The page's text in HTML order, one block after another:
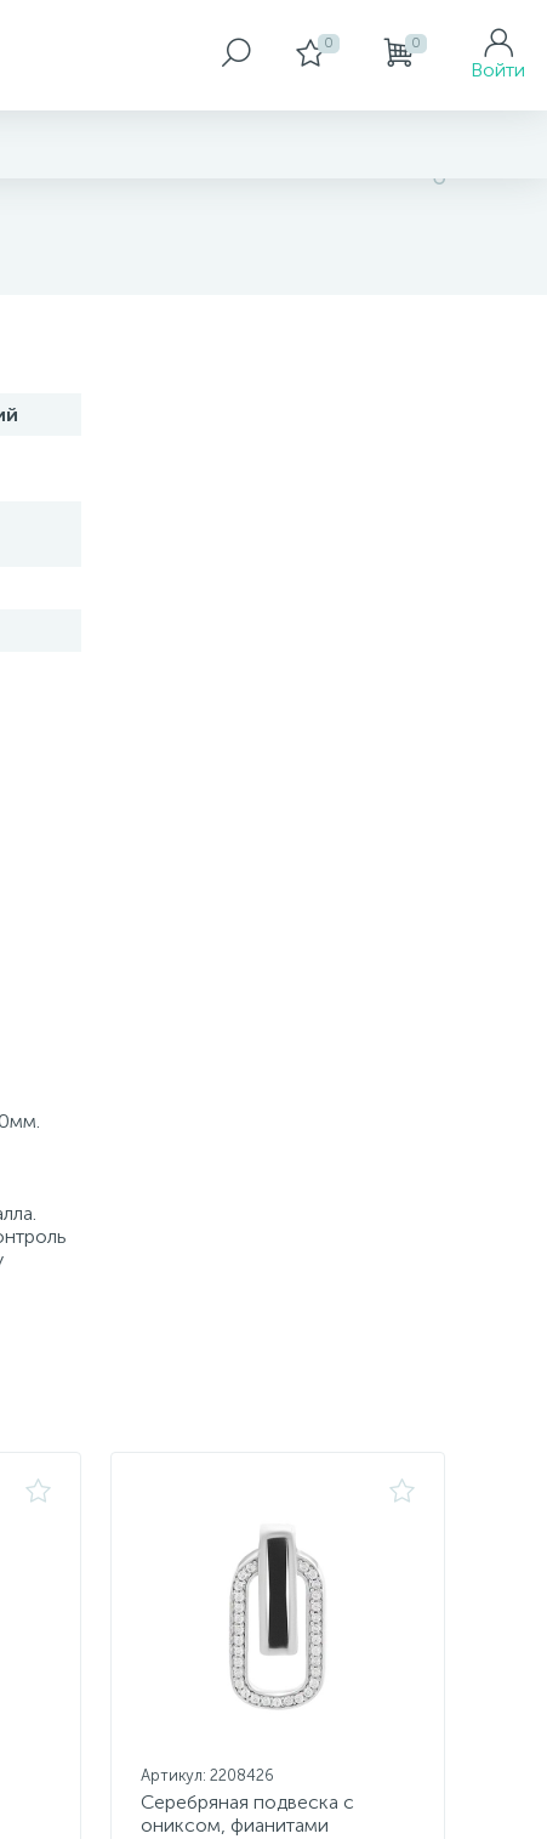
0 0
Войти
Артикул: 2208426
Серебряная подвеска с
ониксом, фианитами